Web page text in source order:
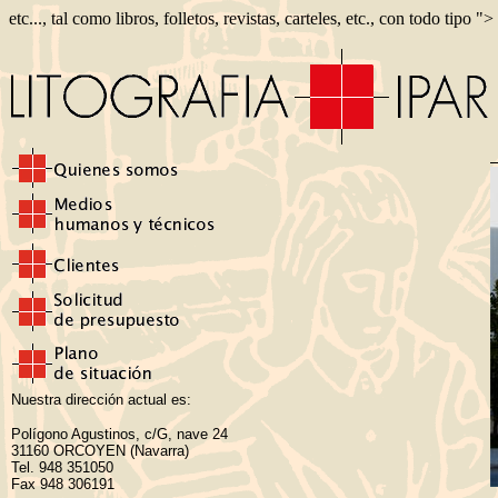
etc..., tal como libros, folletos, revistas, carteles, etc., con todo tipo ">
Nuestra dirección actual es:
Polígono Agustinos, c/G, nave 24
31160 ORCOYEN (Navarra)
Tel. 948 351050
Fax 948 306191